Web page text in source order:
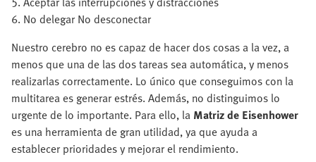
6. No delegar No desconectar
Nuestro cerebro no es capaz de hacer dos cosas a la vez, a
menos que una de las dos tareas sea automática, y menos
realizarlas correctamente. Lo único que conseguimos con la
multitarea es generar estrés. Además, no distinguimos lo
urgente de lo importante. Para ello, la Matriz de Eisenhower
es una herramienta de gran utilidad, ya que ayuda a
establecer prioridades y mejorar el rendimiento.